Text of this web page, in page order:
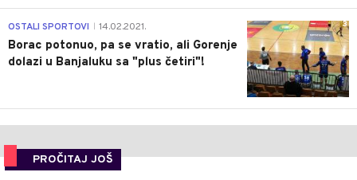
3
OSTALI SPORTOVI 14.02.2021.
Borac potonuo, pa se vratio, ali Gorenje
dolazi u Banjaluku sa "plus četiri"!
PROČITAJ JOŠ